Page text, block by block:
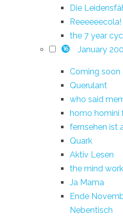
Die
Reeeeeecola!
the 7 year
16 January
Coming soon
Querulant
who said
homo homini
fernsehen ist
Quark
Aktiv Lesen
the mind
Ja Mama
Ende
Nebentisch